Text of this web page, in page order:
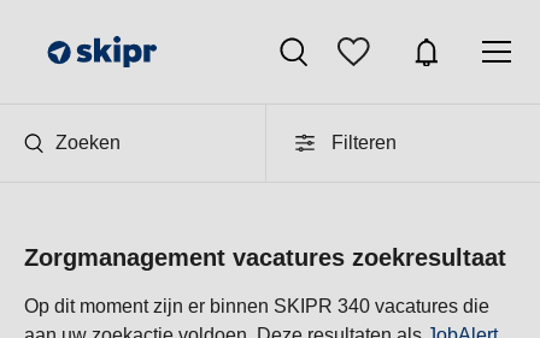
Zoeken Filteren
Zorgmanagement vacatures zoekresultaat
Op dit moment zijn er binnen SKIPR 340 vacatures die